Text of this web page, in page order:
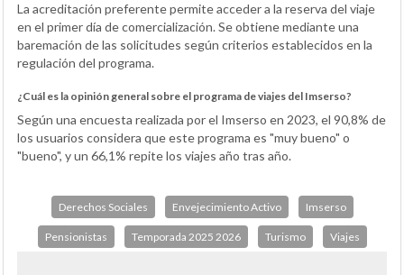
La acreditación preferente permite acceder a la reserva del viaje
en el primer día de comercialización. Se obtiene mediante una
baremación de las solicitudes según criterios establecidos en la
regulación del programa.
¿Cuál es la opinión general sobre el programa de viajes del Imserso?
Según una encuesta realizada por el Imserso en 2023, el 90,8% de
los usuarios considera que este programa es "muy bueno" o
"bueno", y un 66,1% repite los viajes año tras año.
Derechos Sociales Envejecimiento Activo Imserso
Pensionistas Temporada 2025 2026 Turismo Viajes